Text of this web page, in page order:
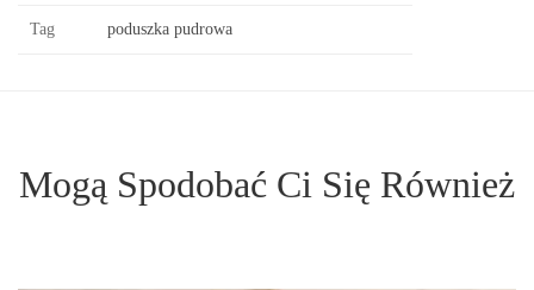
Tag poduszka pudrowa
Mogą Spodobać Ci Się Również